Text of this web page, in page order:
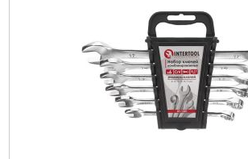
Сталь Сr-V
Матеріал ударних головок: Cr-Mo сталь
Розмір головок:
4-32 мм
Кількість одиниць у наборі: 111 вид.
Матеріал корпусу: ударостійкий пластик
Габарити упаковки: 380x300x80 мм
7,200 р